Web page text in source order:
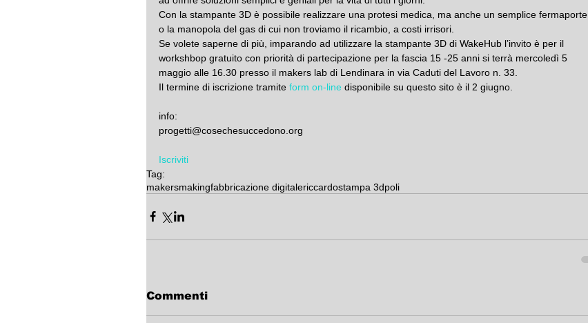
Con la stampante 3D è possibile realizzare una protesi medica, ma anche un semplice fermaporte
o la manopola del gas di cui non troviamo il ricambio, a costi irrisori.
Se volete saperne di più, imparando ad utilizzare la stampante 3D di WakeHub l’invito è per il
workshbop gratuito con priorità di partecipazione per la fascia 15 -25 anni si terrà mercoledì 5
maggio alle 16.30 presso il makers lab di Lendinara in via Caduti del Lavoro n. 33.
Il termine di iscrizione tramite form on-line disponibile su questo sito è il 2 giugno.
info:
progetti@cosechesuccedono.org
Iscriviti
Tag:
makersmakingfabbricazione digitalericcardostampa 3dpoli
Commenti